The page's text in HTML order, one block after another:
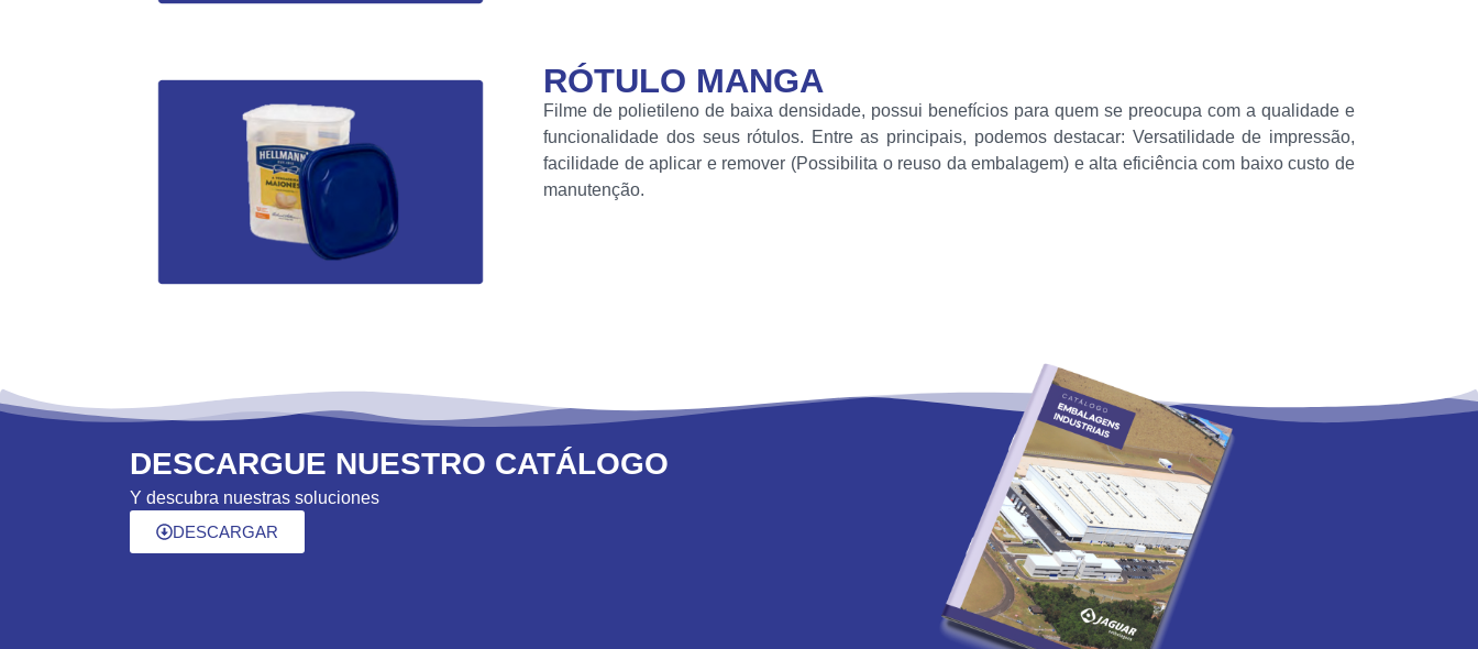
RÓTULO MANGA
Filme de polietileno de baixa densidade, possui benefícios para quem se preocupa com a qualidade e
funcionalidade dos seus rótulos. Entre as principais, podemos destacar: Versatilidade de impressão,
facilidade de aplicar e remover (Possibilita o reuso da embalagem) e alta eficiência com baixo custo de
manutenção.
DESCARGUE NUESTRO CATÁLOGO
Y descubra nuestras soluciones
DESCARGAR